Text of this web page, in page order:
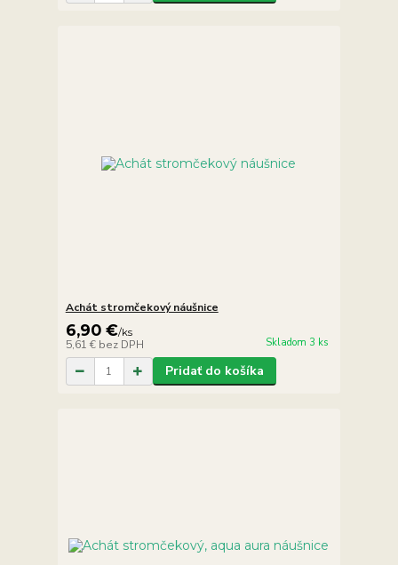
Achát stromčekový náušnice
6,90 €/ks
5,61 € bez DPH Skladom 3 ks
Pridať do košíka